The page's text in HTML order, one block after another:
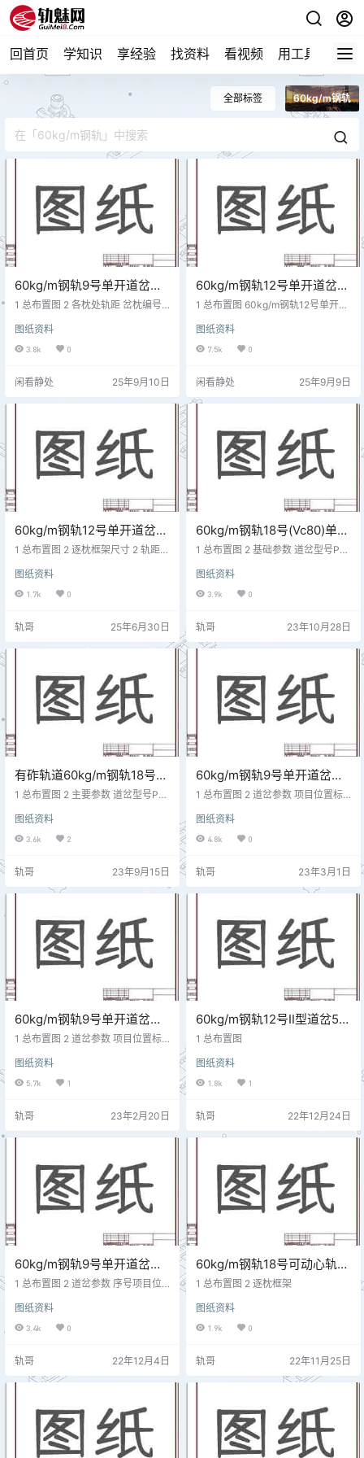
回首页 学知识 享经验 找资料 看视频 用工具 论技
全部标签 60kg/m钢轨
60kg/m钢轨9号单开道岔技
术参数 研线1609
1 总布置图 2 各枕处轨距 岔枕编号
枕编号直股轨距（mm)侧股轨距（m
m)+2 、+11435--161439.814451
446.241442.3--3614351442.3
图纸资料
3.8k 0
闲看静处 25年9月10日
60kg/m钢轨12号单开道岔技
术参数 研线16121
1 总布置图 60kg/m钢轨12号单开道
架尺寸 3 各枕处轨距 岔枕编号直股
轨距（mm）侧股轨距（mm） 岔枕
1435--151440144021436.4--16
1438.5144031438.1--171437144
图纸资料
7.5k 0
闲看静处 25年9月9日
60kg/m钢轨12号单开道岔技
术参数 研线16122
1 总布置图 2 逐枕框架尺寸 2 轨距及
股210mm；跟端支距:直股336m
m、曲股330mm。 枕号直股轨距侧
股轨距基本轨框架+1,+2143514351
1438.541441-144251444.51455
61443.71439.91462.571443.1143
图纸资料
1.7k 0
轨哥 25年6月30日
60kg/m钢轨18号(Vc80)单开
道岔技术参数 GLC(07)05
1 总布置图 2 基础参数 道岔型号P6
及根数砼136扣件类型Ⅱ型弹条分开
式扣件尖轨长度17270基本轨长度2
4592辙叉长度9066护轨长度直790
31357道岔全长55901基本轨前端至
尖轨尖2525金属总重（kg） 尖轨尖
框架1506…
图纸资料
3.9k 0
轨哥 23年10月28日
有砟轨道60kg/m钢轨18号单
开道岔技术参数 CN6118-AT
1 总布置图 2 主要参数 道岔型号P6
型及根数砼115扣件类型SKL12尖轨
长度22012基本轨长度24596可动心
轨辙叉长度15014护轨长度无道岔前
9000基本轨前端至尖轨尖2586金属
总重（kg）30437动程直/曲第一12
宽7…
图纸资料
3.6k 2
轨哥 23年9月15日
60kg/m钢轨9号单开道岔技
术参数 专线9950 CZ561
1 总布置图 2 道岔参数 项目位置标
m 尖轨尖端1440mm尖轨中部（刨
切点处）1435mm直向尖轨跟端143
5mm侧向尖轨跟端1440mm直向连
m导曲线中1440mm直向连接中143
5mm直向连接后1435mm导曲线后1
直股辙叉跟1435…
图纸资料
4.8k 0
轨哥 23年3月1日
60kg/m钢轨9号单开道岔技
术参数 城轨229
1 总布置图 2 道岔参数 项目位置标
端1440mm尖轨中部1435mm直向
尖轨跟端1435mm侧向尖轨跟端144
向连接中1435mm直向连接后1435
mm导曲线后1440mm侧股辙叉前1
直股辙叉中1435mm直股辙…
图纸资料
5.7k 1
轨哥 23年2月20日
60kg/m钢轨12号Ⅱ型道岔5m
间距一渡三交道岔组合道岔
1 总布置图
图纸资料
1.8k 1
轨哥 22年12月24日
60kg/m钢轨9号单开道岔技
术参数 CZ2502 DCZ211
1 总布置图 2 道岔参数 序号项目位
尖轨尖端1440mm3尖轨中部（刨切
点处）1435mm4直向尖轨跟端143
0mm8导曲线中1440mm9直向连接
中1435mm10直向连接后1435mm1
股辙叉跟1435…
图纸资料
3.4k 0
轨哥 22年12月4日
60kg/m钢轨18号可动心轨提
速改进型单开道岔技术参数
1 总布置图 2 逐枕框架
图纸资料
1.9k 0
轨哥 22年11月25日